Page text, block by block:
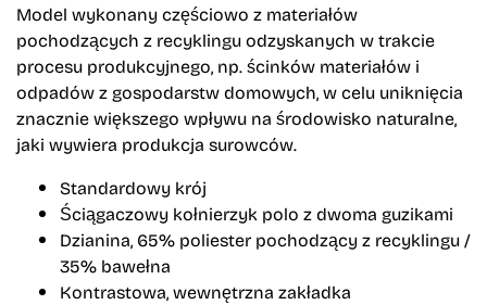
Model wykonany częściowo z materiałów
pochodzących z recyklingu odzyskanych w trakcie
procesu produkcyjnego, np. ścinków materiałów i
odpadów z gospodarstw domowych, w celu uniknięcia
znacznie większego wpływu na środowisko naturalne,
jaki wywiera produkcja surowców.
Standardowy krój
Ściągaczowy kołnierzyk polo z dwoma guzikami
Dzianina, 65% poliester pochodzący z recyklingu /
35% bawełna
Kontrastowa, wewnętrzna zakładka